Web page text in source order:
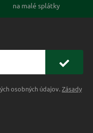
na malé splátky
osobných údajov.Zásady